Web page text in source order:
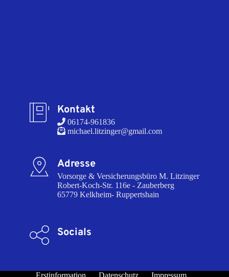
Kontakt
06174-961836
michael.litzinger@gmail.com
Adresse
Vorsorge & Versicherungsbüro M. Litzinger
Robert-Koch-Str. 116e - Zauberberg
65779 Kelkheim- Ruppertshain
Socials